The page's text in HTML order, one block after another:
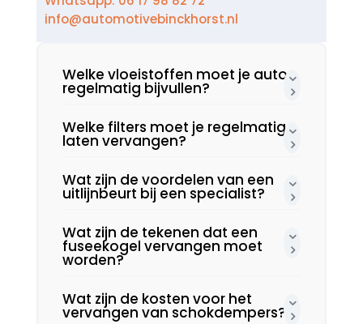
info@automotivebinckhorst.nl
Welke vloeistoffen moet je auto
regelmatig bijvullen?
Welke filters moet je regelmatig
laten vervangen?
Wat zijn de voordelen van een
uitlijnbeurt bij een specialist?
Wat zijn de tekenen dat een
fuseekogel vervangen moet
worden?
Wat zijn de kosten voor het
vervangen van schokdempers?